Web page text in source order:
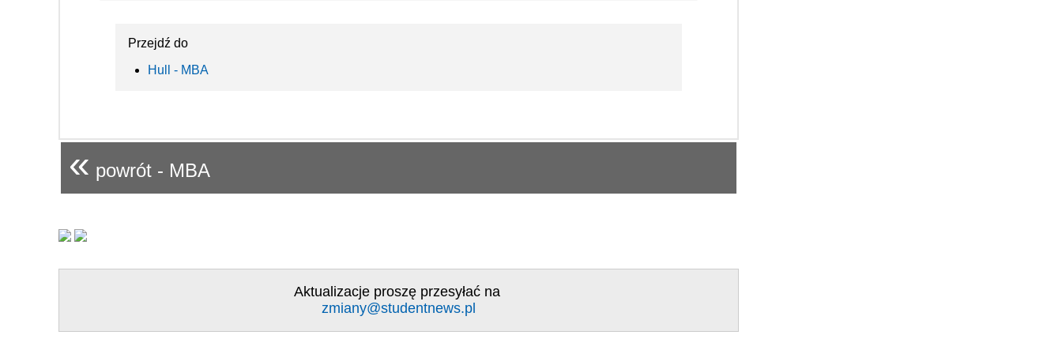
Przejdź do
Hull - MBA
« powrót - MBA
Aktualizacje proszę przesyłać na
zmiany@studentnews.pl